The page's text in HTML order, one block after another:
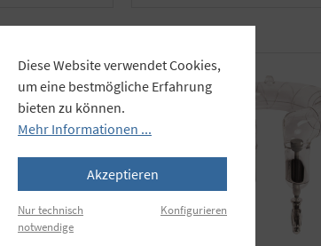
Diese Website verwendet Cookies,
um eine bestmögliche Erfahrung
bieten zu können.
Mehr Informationen ...
Akzeptieren
Nur technisch
notwendige
Konfigurieren